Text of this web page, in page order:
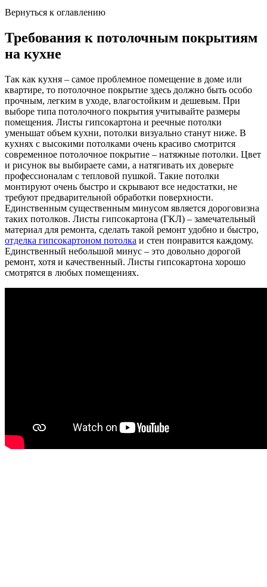
Вернуться к оглавлению
Требования к потолочным покрытиям
на кухне
Так как кухня – самое проблемное помещение в доме или
квартире, то потолочное покрытие здесь должно быть особо
прочным, легким в уходе, влагостойким и дешевым. При
выборе типа потолочного покрытия учитывайте размеры
помещения. Листы гипсокартона и реечные потолки
уменьшат объем кухни, потолки визуально станут ниже. В
кухнях с высокими потолками очень красиво смотрится
современное потолочное покрытие – натяжные потолки. Цвет
и рисунок вы выбираете сами, а натягивать их доверьте
профессионалам с тепловой пушкой. Такие потолки
монтируют очень быстро и скрывают все недостатки, не
требуют предварительной обработки поверхности.
Единственным существенным минусом является дороговизна
таких потолков. Листы гипсокартона (ГКЛ) – замечательный
материал для ремонта, сделать такой ремонт удобно и быстро,
отделка гипсокартоном потолка и стен понравится каждому.
Единственный небольшой минус – это довольно дорогой
ремонт, хотя и качественный. Листы гипсокартона хорошо
смотрятся в любых помещениях.